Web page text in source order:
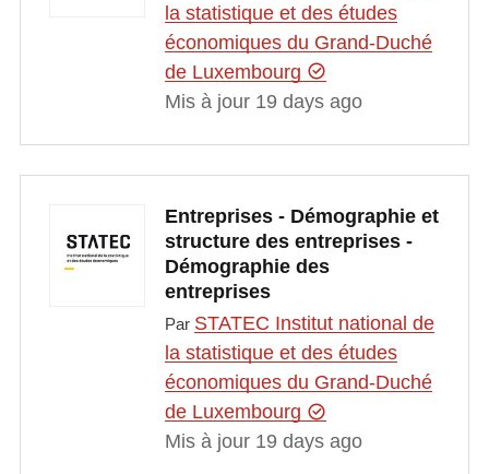
la statistique et des études
économiques du Grand-Duché
de Luxembourg
Mis à jour 19 days ago
Entreprises - Démographie et
structure des entreprises -
Démographie des
entreprises
Par STATEC Institut national de
la statistique et des études
économiques du Grand-Duché
de Luxembourg
Mis à jour 19 days ago